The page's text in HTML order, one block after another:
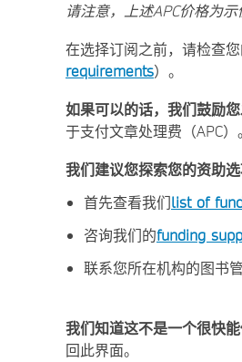
请注意，上述APC价格为
在选择订阅之前，请检查
requirements）。
如果可以的话，我们鼓励
于支付文章处理费（APC）。
我们建议您探索您的资助
首先查看我们list of
咨询我们的funding
联系您所在机构的图书
我们知道这不是一个很快
回此界面。